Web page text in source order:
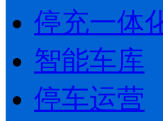
停充一体
智能车库
停车运营